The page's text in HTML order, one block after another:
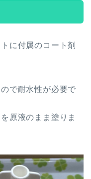
に付属のコート剤
で耐水性が必要で
原液のまま塗りま